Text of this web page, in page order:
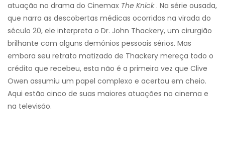
atuação no drama do Cinemax The Knick. Na série ousada,
que narra as descobertas médicas ocorridas na virada do
século 20, ele interpreta o Dr. John Thackery, um cirurgião
brilhante com alguns demônios pessoais sérios. Mas
embora seu retrato matizado de Thackery mereça todo o
crédito que recebeu, esta não é a primeira vez que Clive
Owen assumiu um papel complexo e acertou em cheio.
Aqui estão cinco de suas maiores atuações no cinema e
na televisão.